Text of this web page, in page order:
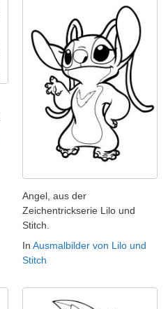
Angel, aus der
Zeichentrickserie Lilo und
Stitch.
In Ausmalbilder von Lilo und
Stitch